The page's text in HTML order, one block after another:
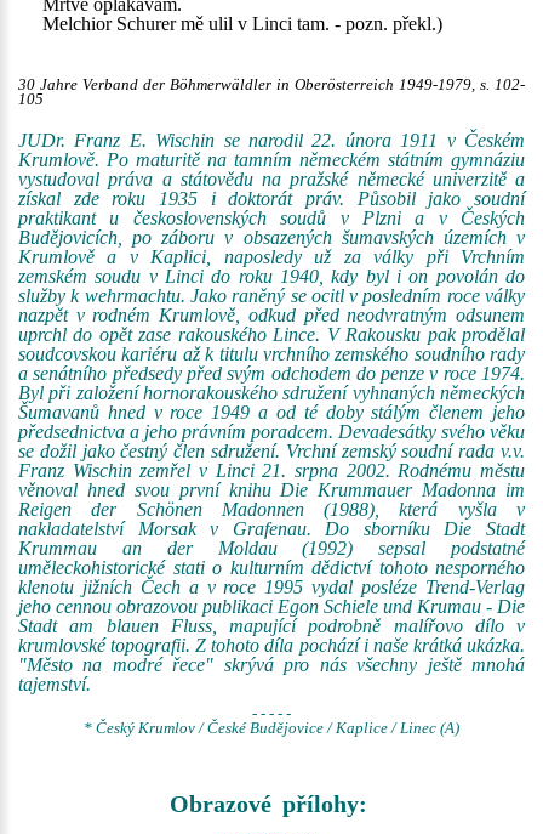
Mrtvé oplakávám.
Melchior Schurer mě ulil v Linci tam. - pozn. překl.)
30 Jahre Verband der Böhmerwäldler in Oberösterreich 1949-1979, s. 102-
105
JUDr. Franz E. Wischin se narodil 22. února 1911 v Českém
Krumlově. Po maturitě na tamním německém státním gymnáziu
vystudoval práva a státovědu na pražské německé univerzitě a
získal zde roku 1935 i doktorát práv. Působil jako soudní
praktikant u československých soudů v Plzni a v Českých
Budějovicích, po záboru v obsazených šumavských územích v
Krumlově a v Kaplici, naposledy už za války při Vrchním
zemském soudu v Linci do roku 1940, kdy byl i on povolán do
služby k wehrmachtu. Jako raněný se ocitl v posledním roce války
nazpět v rodném Krumlově, odkud před neodvratným odsunem
uprchl do opět zase rakouského Lince. V Rakousku pak prodělal
soudcovskou kariéru až k titulu vrchního zemského soudního rady
a senátního předsedy před svým odchodem do penze v roce 1974.
Byl při založení hornorakouského sdružení vyhnaných německých
Šumavanů hned v roce 1949 a od té doby stálým členem jeho
předsednictva a jeho právním poradcem. Devadesátky svého věku
se dožil jako čestný člen sdružení. Vrchní zemský soudní rada v.v.
Franz Wischin zemřel v Linci 21. srpna 2002. Rodnému městu
věnoval hned svou první knihu Die Krummauer Madonna im
Reigen der Schönen Madonnen (1988), která vyšla v
nakladatelství Morsak v Grafenau. Do sborníku Die Stadt
Krummau an der Moldau (1992) sepsal podstatné
uměleckohistorické stati o kulturním dědictví tohoto nesporného
klenotu jižních Čech a v roce 1995 vydal posléze Trend-Verlag
jeho cennou obrazovou publikaci Egon Schiele und Krumau - Die
Stadt am blauen Fluss, mapující podrobně malířovo dílo v
krumlovské topografii. Z tohoto díla pochází i naše krátká ukázka.
"Město na modré řece" skrývá pro nás všechny ještě mnohá
tajemství.
- - - - -
* Český Krumlov / České Budějovice / Kaplice / Linec (A)
Obrazové přílohy: